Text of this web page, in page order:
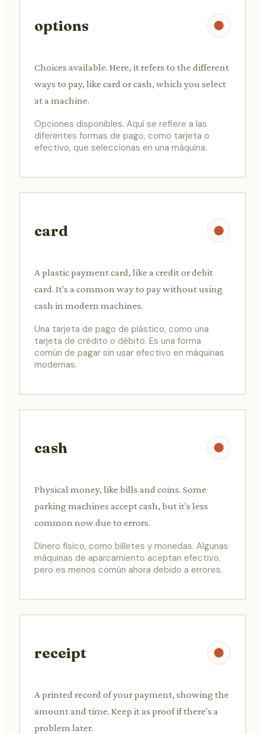
options
Choices available. Here, it refers to the different
ways to pay, like card or cash, which you select
at a machine.
Opciones disponibles. Aquí se refiere a las
diferentes formas de pago, como tarjeta o
efectivo, que seleccionas en una máquina.
card
A plastic payment card, like a credit or debit
card. It's a common way to pay without using
cash in modern machines.
Una tarjeta de pago de plástico, como una
tarjeta de crédito o débito. Es una forma
común de pagar sin usar efectivo en máquinas
modernas.
cash
Physical money, like bills and coins. Some
parking machines accept cash, but it's less
common now due to errors.
Dinero físico, como billetes y monedas. Algunas
máquinas de aparcamiento aceptan efectivo,
pero es menos común ahora debido a errores.
receipt
A printed record of your payment, showing the
amount and time. Keep it as proof if there's a
problem later.